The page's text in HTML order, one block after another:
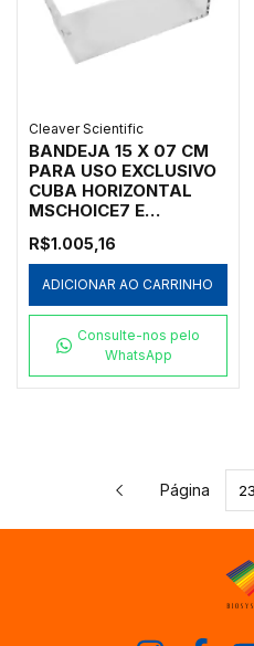
Cleaver Scientific
BANDEJA 15 X 07 CM
PARA USO EXCLUSIVO
CUBA HORIZONTAL
MSCHOICE7 E
R$1.005,16
ADICIONAR AO CARRINHO
Consulte-nos pelo
WhatsApp
Página